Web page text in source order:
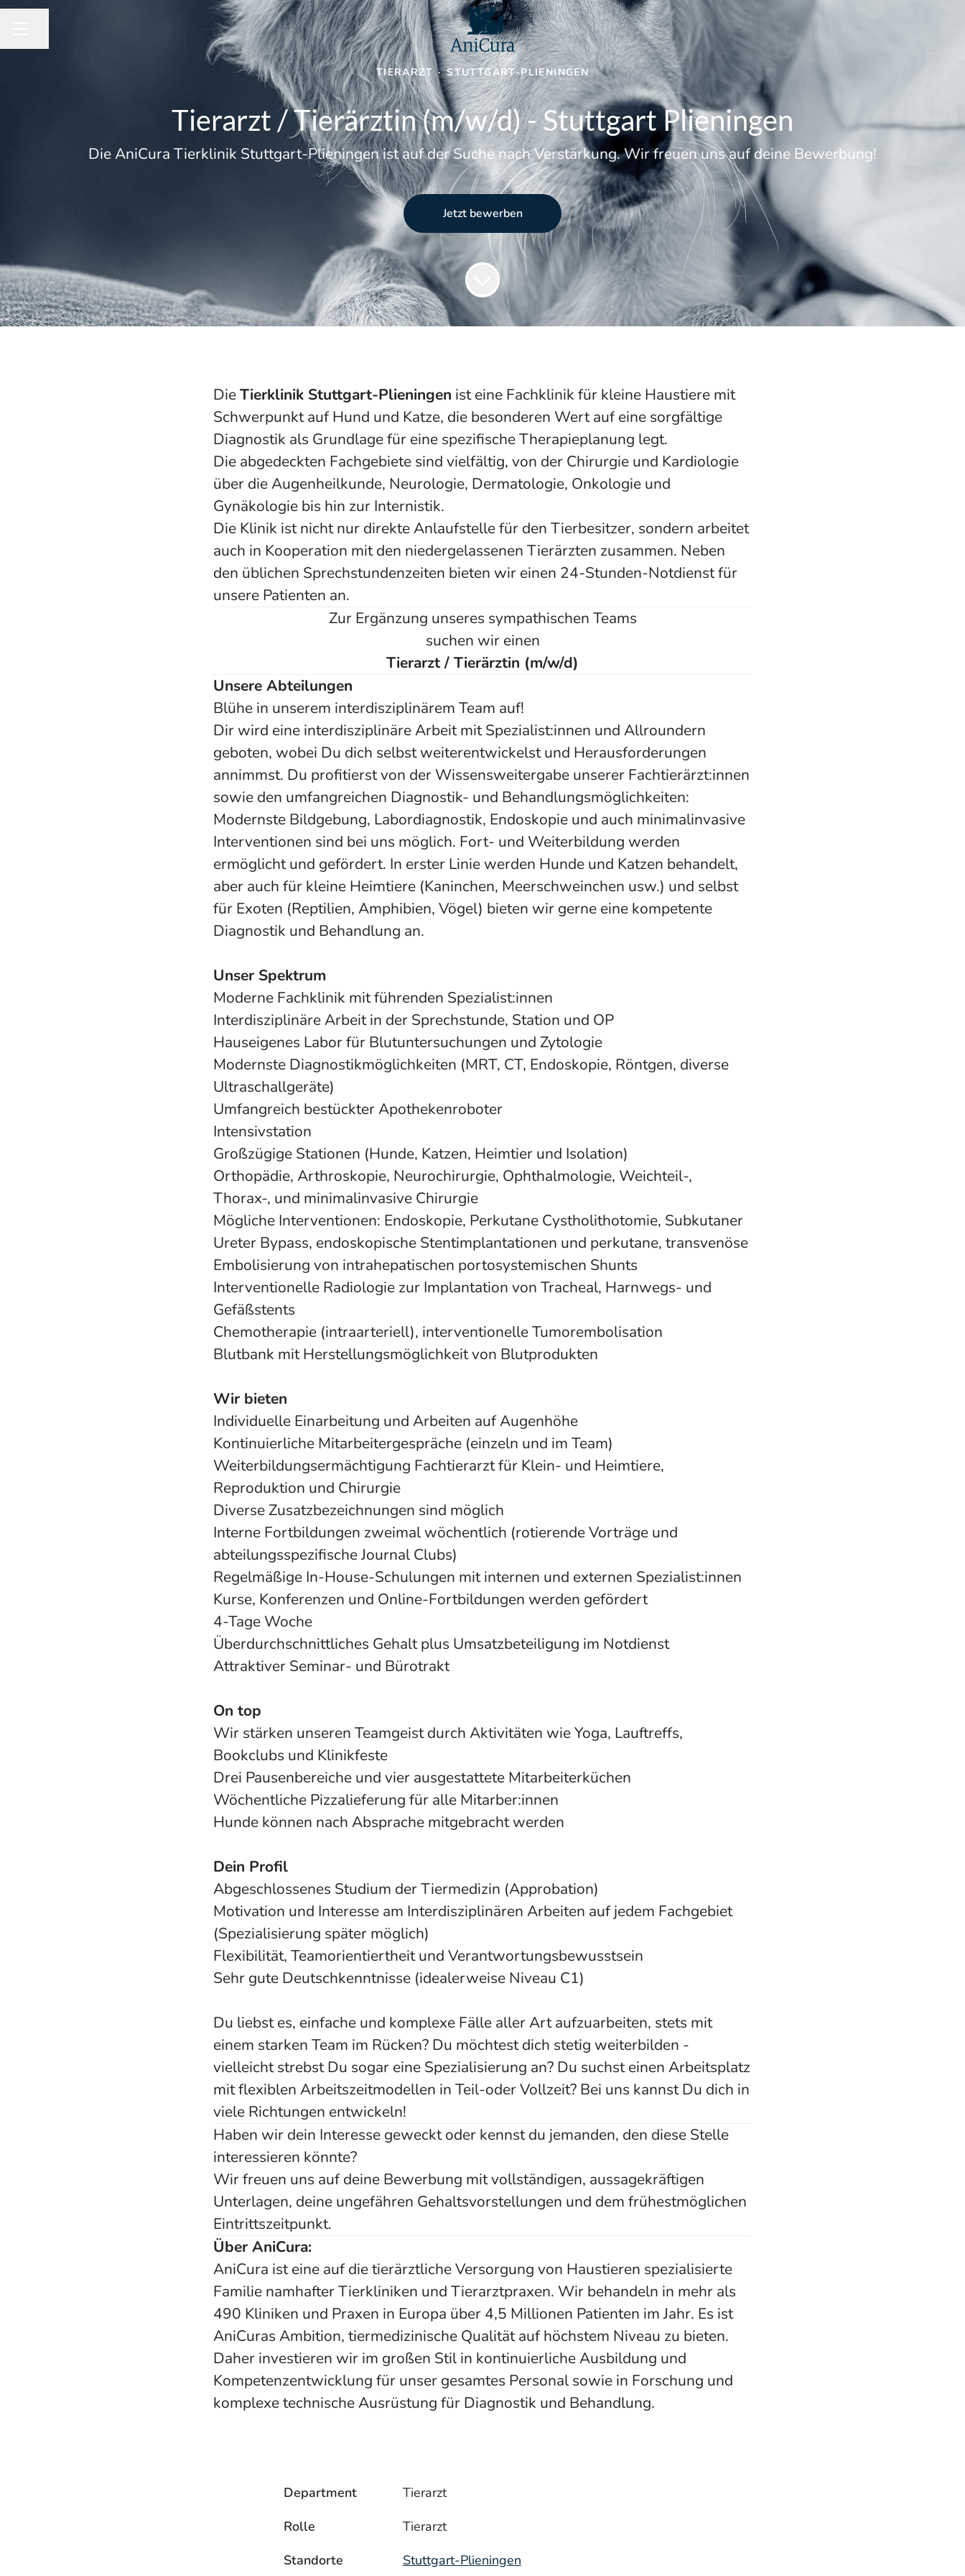
TIERARZT · STUTTGART-PLIENINGEN
Tierarzt / Tierärztin (m/w/d) - Stuttgart Plieningen
Die AniCura Tierklinik Stuttgart-Plieningen ist auf der Suche nach Verstärkung. Wir freuen uns auf deine Bewerbung!
Jetzt bewerben
DieTierklinik Stuttgart-Plieningen ist eine Fachklinik für kleine Haustiere mit
Schwerpunkt auf Hund und Katze, die besonderen Wert auf eine sorgfältige
Diagnostik als Grundlage für eine spezifische Therapieplanung legt.
Die abgedeckten Fachgebiete sind vielfältig, von der Chirurgie und Kardiologie
über die Augenheilkunde, Neurologie, Dermatologie, Onkologie und
Gynäkologie bis hin zur Internistik.
Die Klinik ist nicht nur direkte Anlaufstelle für den Tierbesitzer, sondern arbeitet
auch in Kooperation mit den niedergelassenen Tierärzten zusammen. Neben
den üblichen Sprechstundenzeiten bieten wir einen 24-Stunden-Notdienst für
unsere Patienten an.
Zur Ergänzung unseres sympathischen Teams
suchen wir einen
Tierarzt / Tierärztin (m/w/d)
Unsere Abteilungen
Blühe in unserem interdisziplinärem Team auf!
Dir wird eine interdisziplinäre Arbeit mit Spezialist:innen und Allroundern
geboten, wobei Du dich selbst weiterentwickelst und Herausforderungen
annimmst. Du profitierst von der Wissensweitergabe unserer Fachtierärzt:innen
sowie den umfangreichen Diagnostik- und Behandlungsmöglichkeiten:
Modernste Bildgebung, Labordiagnostik, Endoskopie und auch minimalinvasive
Interventionen sind bei uns möglich. Fort- und Weiterbildung werden
ermöglicht und gefördert. In erster Linie werden Hunde und Katzen behandelt,
aber auch für kleine Heimtiere (Kaninchen, Meerschweinchen usw.) und selbst
für Exoten (Reptilien, Amphibien, Vögel) bieten wir gerne eine kompetente
Diagnostik und Behandlung an.
Unser Spektrum
Moderne Fachklinik mit führenden Spezialist:innen
Interdisziplinäre Arbeit in der Sprechstunde, Station und OP
Hauseigenes Labor für Blutuntersuchungen und Zytologie
Modernste Diagnostikmöglichkeiten (MRT, CT, Endoskopie, Röntgen, diverse
Ultraschallgeräte)
Umfangreich bestückter Apothekenroboter
Intensivstation
Großzügige Stationen (Hunde, Katzen, Heimtier und Isolation)
Orthopädie, Arthroskopie, Neurochirurgie, Ophthalmologie, Weichteil-,
Thorax-, und minimalinvasive Chirurgie
Mögliche Interventionen: Endoskopie, Perkutane Cystholithotomie, Subkutaner
Ureter Bypass, endoskopische Stentimplantationen und perkutane, transvenöse
Embolisierung von intrahepatischen portosystemischen Shunts
Interventionelle Radiologie zur Implantation von Tracheal, Harnwegs- und
Gefäßstents
Chemotherapie (intraarteriell), interventionelle Tumorembolisation
Blutbank mit Herstellungsmöglichkeit von Blutprodukten
Wir bieten
Individuelle Einarbeitung und Arbeiten auf Augenhöhe
Kontinuierliche Mitarbeitergespräche (einzeln und im Team)
Weiterbildungsermächtigung Fachtierarzt für Klein- und Heimtiere,
Reproduktion und Chirurgie
Diverse Zusatzbezeichnungen sind möglich
Interne Fortbildungen zweimal wöchentlich (rotierende Vorträge und
abteilungsspezifische Journal Clubs)
Regelmäßige In-House-Schulungen mit internen und externen Spezialist:innen
Kurse, Konferenzen und Online-Fortbildungen werden gefördert
4-Tage Woche
Überdurchschnittliches Gehalt plus Umsatzbeteiligung im Notdienst
Attraktiver Seminar- und Bürotrakt
On top
Wir stärken unseren Teamgeist durch Aktivitäten wie Yoga, Lauftreffs,
Bookclubs und Klinikfeste
Drei Pausenbereiche und vier ausgestattete Mitarbeiterküchen
Wöchentliche Pizzalieferung für alle Mitarber:innen
Hunde können nach Absprache mitgebracht werden
Dein Profil
Abgeschlossenes Studium der Tiermedizin (Approbation)
Motivation und Interesse am Interdisziplinären Arbeiten auf jedem Fachgebiet
(Spezialisierung später möglich)
Flexibilität, Teamorientiertheit und Verantwortungsbewusstsein
Sehr gute Deutschkenntnisse (idealerweise Niveau C1)
Du liebst es, einfache und komplexe Fälle aller Art aufzuarbeiten, stets mit
einem starken Team im Rücken? Du möchtest dich stetig weiterbilden -
vielleicht strebst Du sogar eine Spezialisierung an? Du suchst einen Arbeitsplatz
mit flexiblen Arbeitszeitmodellen in Teil-oder Vollzeit? Bei uns kannst Du dich in
viele Richtungen entwickeln!
Haben wir dein Interesse geweckt oder kennst du jemanden, den diese Stelle
interessieren könnte?
Wir freuen uns auf deine Bewerbung mit vollständigen, aussagekräftigen
Unterlagen, deine ungefähren Gehaltsvorstellungen und dem frühestmöglichen
Eintrittszeitpunkt.
Über AniCura:
AniCura ist eine auf die tierärztliche Versorgung von Haustieren spezialisierte
Familie namhafter Tierkliniken und Tierarztpraxen. Wir behandeln in mehr als
490 Kliniken und Praxen in Europa über 4,5 Millionen Patienten im Jahr. Es ist
AniCuras Ambition, tiermedizinische Qualität auf höchstem Niveau zu bieten.
Daher investieren wir im großen Stil in kontinuierliche Ausbildung und
Kompetenzentwicklung für unser gesamtes Personal sowie in Forschung und
komplexe technische Ausrüstung für Diagnostik und Behandlung.
Department
Tierarzt
Rolle
Tierarzt
Standorte
Stuttgart-Plieningen